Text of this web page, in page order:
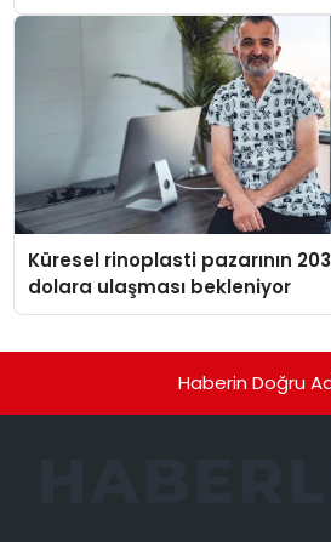
Küresel rinoplasti pazarının
dolara ulaşması bekleniyor
Haberin Doğru